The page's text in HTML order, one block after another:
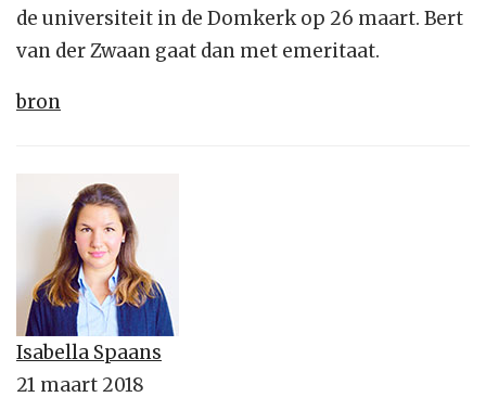
de universiteit in de Domkerk op 26 maart. Bert
van der Zwaan gaat dan met emeritaat.
bron
Isabella Spaans
21 maart 2018